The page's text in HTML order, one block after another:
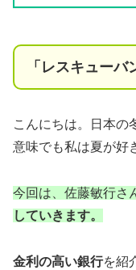
「レスキューバ
こんにちは。日本の
意味でも私は夏が好
今回は、佐藤敏行さ
していきます。
金利の高い銀行を紹